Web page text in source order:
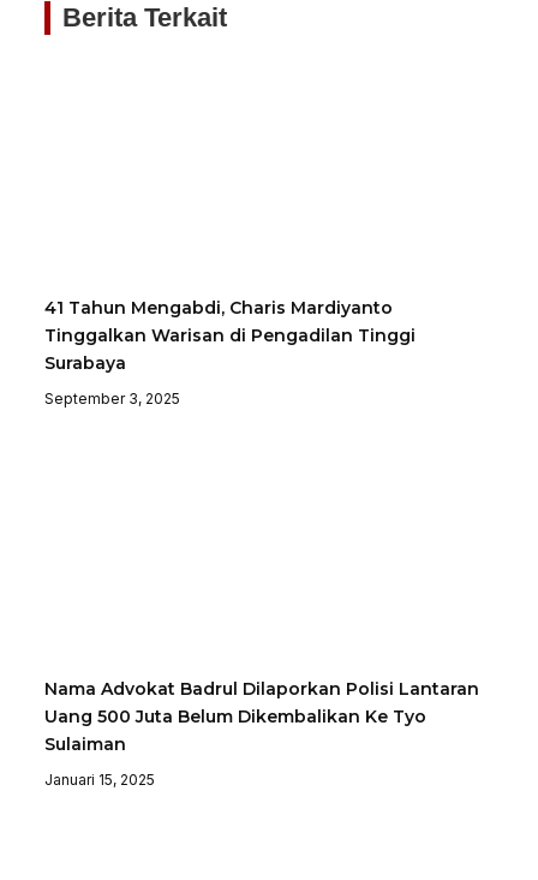
Berita Terkait
41 Tahun Mengabdi, Charis Mardiyanto
Tinggalkan Warisan di Pengadilan Tinggi
Surabaya
September 3, 2025
Nama Advokat Badrul Dilaporkan Polisi Lantaran
Uang 500 Juta Belum Dikembalikan Ke Tyo
Sulaiman
Januari 15, 2025